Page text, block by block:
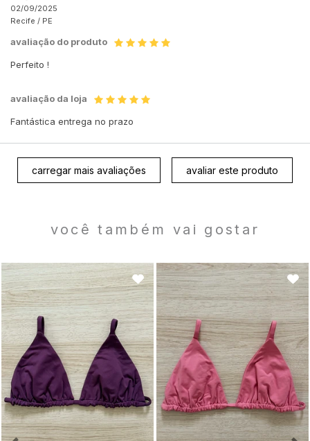
02/09/2025
Recife / PE
avaliação do produto
Perfeito !
avaliação da loja
Fantástica entrega no prazo
carregar mais avaliações avaliar este produto
você também vai gostar